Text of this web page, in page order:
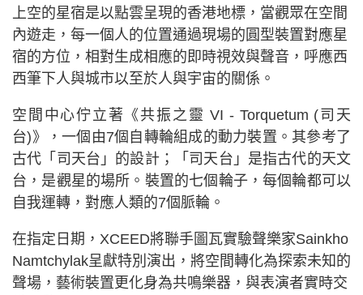
上空的星宿是以點雲呈現的香港地標，當觀眾在空間
內遊走，每一個人的位置通過現場的圓型裝置對應星
宿的方位，相對生成相應的即時視效與聲音，呼應西
西筆下人與城市以至於人與宇宙的關係。
空間中心佇立著《共振之靈 VI - Torquetum (司天
台)》，一個由7個自轉輪組成的動力裝置。其參考了
古代「司天台」的設計；「司天台」是指古代的天文
台，是觀星的場所。裝置的七個輪子，每個輪都可以
自我運轉，對應人類的7個脈輪。
在指定日期，XCEED將聯手圖瓦實驗聲樂家Sainkho
Namtchylak呈獻特別演出，將空間轉化為探索未知的
聲場，藝術裝置更化身為共鳴樂器，與表演者實時交